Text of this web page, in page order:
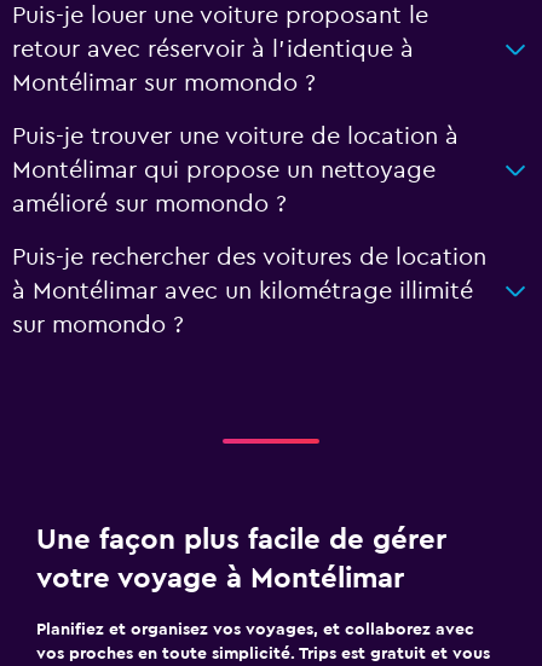
Puis-je louer une voiture proposant le
retour avec réservoir à l’identique à
Montélimar sur momondo ?
Puis-je trouver une voiture de location à
Montélimar qui propose un nettoyage
amélioré sur momondo ?
Puis-je rechercher des voitures de location
à Montélimar avec un kilométrage illimité
sur momondo ?
Une façon plus facile de gérer
votre voyage à Montélimar
Planifiez et organisez vos voyages, et collaborez avec
vos proches en toute simplicité. Trips est gratuit et vous